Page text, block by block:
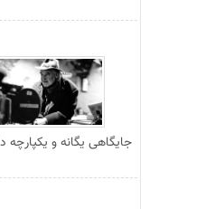
جایگاهی یگانه و